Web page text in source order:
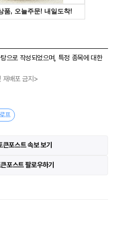
으로 작성되었으며, 특정 종목에 대한
배포 금지>
프
포스트 속보 보기
포스트 팔로우하기